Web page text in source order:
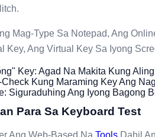
Mag-Type Sa Notepad, Ang
Key, Ang Virtual Key Sa Iyong
Key: Agad Na Makita Kung
Kung Maraming Key Ang
Siguraduhing Ang Iyong Bagong
Para Sa Keyboard Test
Ang Web-Based Na Tools Dahil